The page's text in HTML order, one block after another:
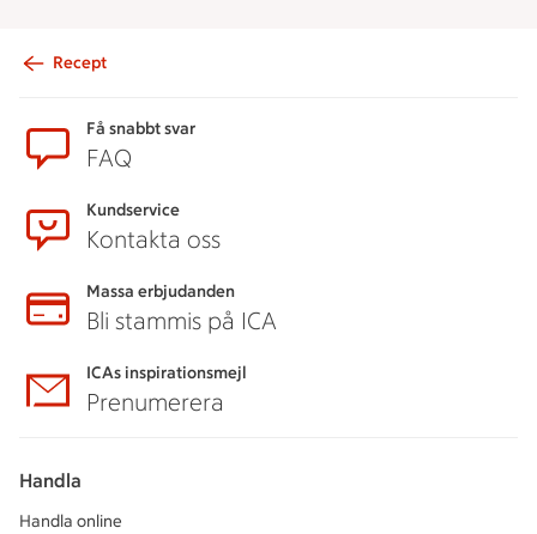
Recept
Få snabbt svar
FAQ
Kundservice
Kontakta oss
Massa erbjudanden
Bli stammis på ICA
ICAs inspirationsmejl
Prenumerera
Handla
Handla online